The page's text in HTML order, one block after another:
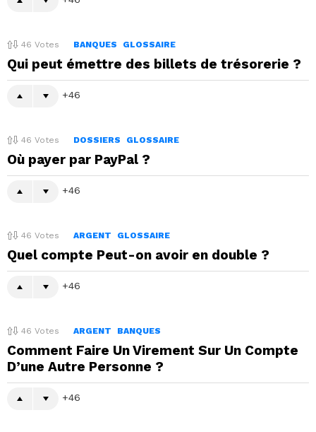
46 Votes BANQUES GLOSSAIRE
Qui peut émettre des billets de trésorerie ?
46
46 Votes DOSSIERS GLOSSAIRE
Où payer par PayPal ?
46
46 Votes ARGENT GLOSSAIRE
Quel compte Peut-on avoir en double ?
46
46 Votes ARGENT BANQUES
Comment Faire Un Virement Sur Un Compte
D’une Autre Personne ?
46